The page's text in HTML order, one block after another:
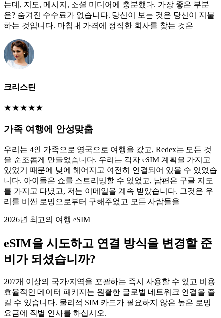
는데, 지도, 메시지, 소셜 미디어에 충분했다. 가장 좋은 부분
은? 숨겨진 수수료가 없습니다. 당신이 보는 것은 당신이 지불
하는 것입니다. 마침내 가격에 정직한 회사를 찾는 것은
크리스틴
★★★★★
가족 여행에 안성맞춤
우리는 4인 가족으로 영국으로 여행을 갔고, Redex는 모든 것
을 순조롭게 만들었습니다. 우리는 각자 eSIM 계획을 가지고
있었기 때문에 낮에 헤어지고 여전히 연결되어 있을 수 있었습
니다. 아이들은 쇼를 스트리밍할 수 있었고, 남편은 구글 지도
를 가지고 다녔고, 저는 이메일을 계속 받았습니다. 그것은 우
리를 비싼 로밍으로부터 구해주었고 모든 사람들을
2026년 최고의 여행 eSIM
eSIM을 시도하고 연결 방식을 변경할 준
비가 되셨습니까?
207개 이상의 국가/지역을 포괄하는 즉시 사용할 수 있고 비용
효율적인 데이터 패키지는 원활한 글로벌 네트워크 연결을 즐
길 수 있습니다. 물리적 SIM 카드가 필요하지 않은 높은 로밍
요금에 작별 인사를 하십시오.